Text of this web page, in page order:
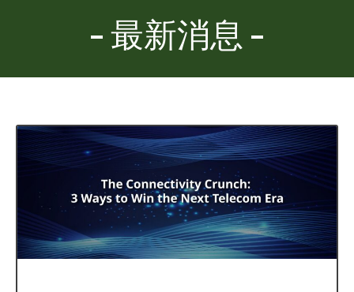
最新消息